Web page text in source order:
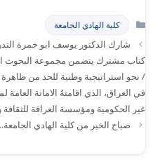
التصنيفات
كلية الهادي الجامعة
شارك الدكتور يوسف ابو خمرة
كتاب مشترك يتضمن مجموعة البحوث
/ نحو استراتيجية وطنية للحد من
في العراق، الذي اقامتهُ الامانة
غير الحكومية ومؤسسة العراقة للثقافة
صباح الخير من كلية الهادي